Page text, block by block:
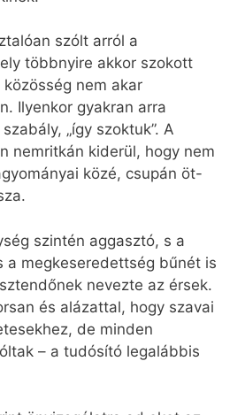
szólt arról a
többnyire akkor szokott
nem akar
Ilyenkor gyakran arra
„így szoktuk”. A
nemritkán kiderül, hogy nem
közé, csupán öt-
szintén aggasztó, s a
a megkeseredettség bűnét is
nevezte az érsek.
és alázattal, hogy szavai
de minden
– a tudósító legalábbis